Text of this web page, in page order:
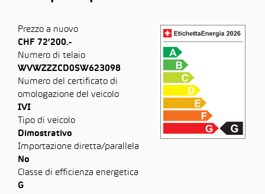
Prezzo a nuovo
CHF 72’200.-
Numero di telaio
WVWZZZCD0SW623098
Numero del certificato di
omologazione del veicolo
IVI
Tipo di veicolo
Dimostrativo
Importazione diretta/parallela
No
Classe di efficienza energetica
G